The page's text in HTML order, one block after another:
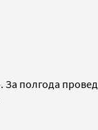
полгода